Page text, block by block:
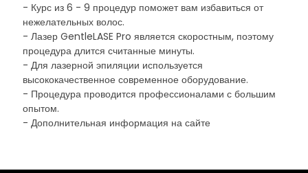
- Курс из 6 - 9 процедур поможет вам избавиться от
нежелательных волос.
- Лазер GentleLASE Pro является скоростным, поэтому
процедура длится считанные минуты.
- Для лазерной эпиляции используется
высококачественное современное оборудование.
- Процедура проводится профессионалами с большим
опытом.
- Дополнительная информация на сайте